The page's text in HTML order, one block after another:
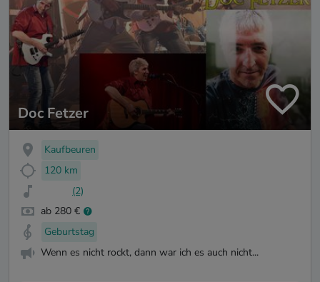
Doc Fetzer
Kaufbeuren
120 km
(2)
ab 280 €
Geburtstag
Wenn es nicht rockt, dann war ich es auch nicht...